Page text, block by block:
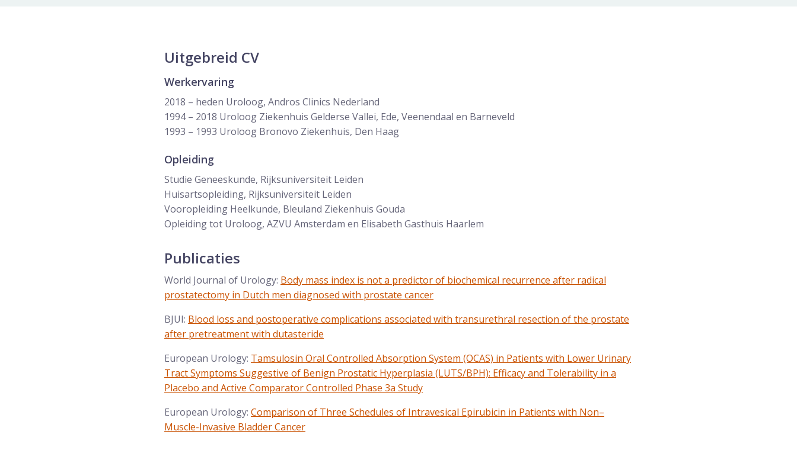
Uitgebreid CV
Werkervaring
2018 – heden Uroloog, Andros Clinics Nederland
1994 – 2018 Uroloog Ziekenhuis Gelderse Vallei, Ede, Veenendaal en Barneveld
1993 – 1993 Uroloog Bronovo Ziekenhuis, Den Haag
Opleiding
Studie Geneeskunde, Rijksuniversiteit Leiden
Huisartsopleiding, Rijksuniversiteit Leiden
Vooropleiding Heelkunde, Bleuland Ziekenhuis Gouda
Opleiding tot Uroloog, AZVU Amsterdam en Elisabeth Gasthuis Haarlem
Publicaties
World Journal of Urology: Body mass index is not a predictor of biochemical recurrence after radical
prostatectomy in Dutch men diagnosed with prostate cancer
BJUI: Blood loss and postoperative complications associated with transurethral resection of the prostate
after pretreatment with dutasteride
European Urology: Tamsulosin Oral Controlled Absorption System (OCAS) in Patients with Lower Urinary
Tract Symptoms Suggestive of Benign Prostatic Hyperplasia (LUTS/BPH): Efficacy and Tolerability in a
Placebo and Active Comparator Controlled Phase 3a Study
European Urology: Comparison of Three Schedules of Intravesical Epirubicin in Patients with Non–
Muscle-Invasive Bladder Cancer